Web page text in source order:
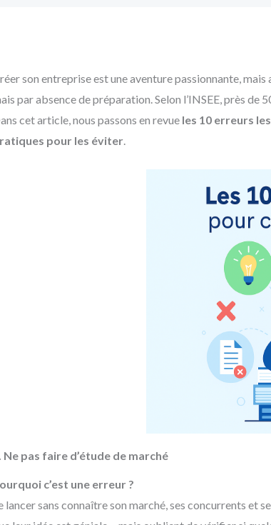
son entreprise est une aventure passionnante, mais
par absence de préparation. Selon l’INSEE, près
cet article, nous passons en revue les 10 erreurs
pour les éviter.
Ne pas faire d’étude de marché
c’est une erreur ?
lancer sans connaître son marché, ses concurrents et